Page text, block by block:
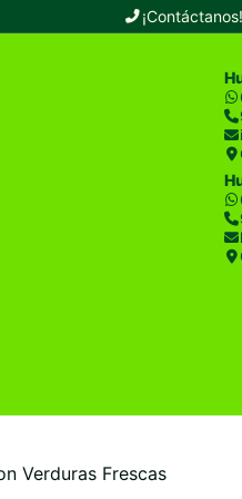
¡Contáctanos!
Verduras Frescas